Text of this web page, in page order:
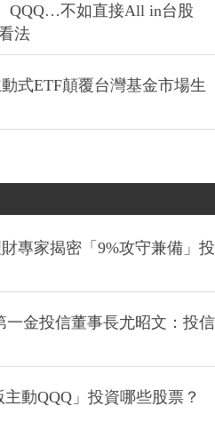
QQQ…不如直接All in台股
法
式ETF顛覆台灣基金市場生
專家揭密「9%攻守兼備」投
一金投信董事長尤昭文：投信
動QQQ」投資哪些股票？